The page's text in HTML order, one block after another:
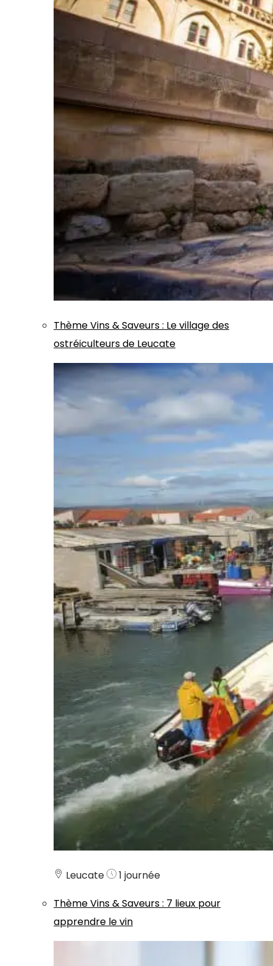
ThèmeVins & Saveurs: Le village des
ostréiculteurs de Leucate
Leucate
1 journée
ThèmeVins & Saveurs: 7 lieux pour
apprendre le vin